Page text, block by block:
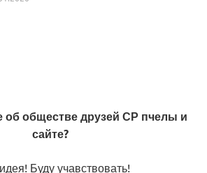
об обществе друзей СР пчелы и
сайте?
Буду учавствовать!